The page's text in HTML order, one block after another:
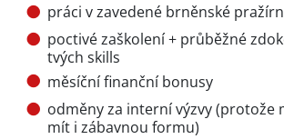
práci v zavedené brněnské
poctivé zaškolení + průběžné
tvých skills
měsíční finanční bonusy
odměny za interní výzvy (protože
mít i zábavnou formu)